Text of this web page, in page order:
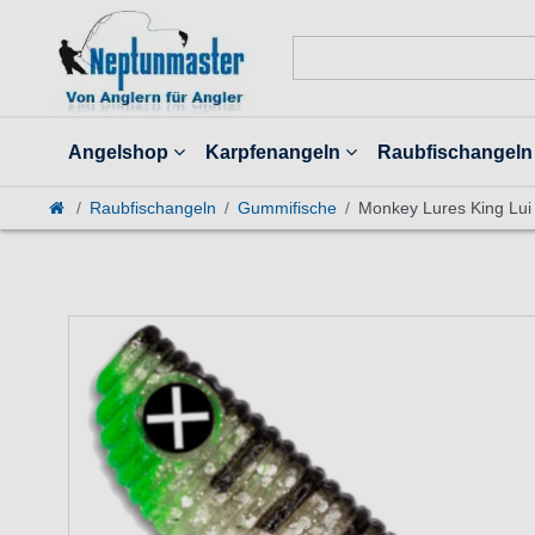
Angelshop Karpfenangeln Raubfischangeln
Raubfischangeln Gummifische Monkey Lures King